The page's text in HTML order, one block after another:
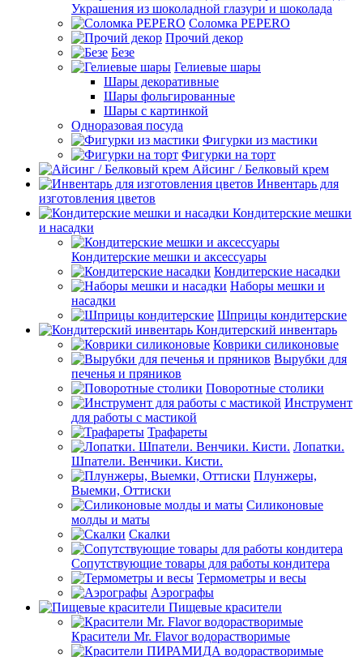
Украшения из шоколадной глазури и шоколада
Соломка PEPERO
Прочий декор
Безе
Гелиевые шары
Шары декоративные
Шары фольгированные
Шары с картинкой
Одноразовая посуда
Фигурки из мастики
Фигурки на торт
Айсинг / Белковый крем
Инвентарь для
изготовления цветов
Кондитерские мешки
и насадки
Кондитерские мешки и аксессуары
Кондитерские насадки
Наборы мешки и
насадки
Шприцы кондитерские
Кондитерский инвентарь
Коврики силиконовые
Вырубки для
печенья и пряников
Поворотные столики
Инструмент
для работы с мастикой
Трафареты
Лопатки.
Шпатели. Венчики. Кисти.
Плунжеры,
Выемки, Оттиски
Силиконовые
молды и маты
Скалки
Сопутствующие товары для работы кондитера
Термометры и весы
Аэрографы
Пищевые красители
Красители Mr. Flavor водорастворимые